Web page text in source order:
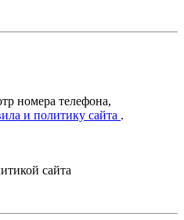
номера телефона,
и политику сайта .
сайта